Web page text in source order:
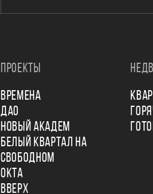
ПРОЕКТЫ
ВРЕМЕНА
ДАО
НОВЫЙ АКАДЕМ
БЕЛЫЙ КВАРТАЛ НА
СВОБОДНОМ
ОКТА
ВВЕРХ